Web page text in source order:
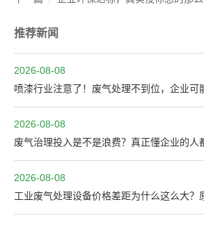
推荐新闻
2026-08-08
喷漆行业注意了！废气处理不到位，企业可
2026-08-08
废气治理投入是不是浪费？真正懂企业的人
2026-08-08
工业废气处理设备价格差距为什么这么大？